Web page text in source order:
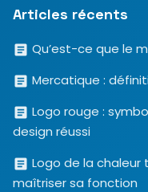
Articles récents
Qu’est-ce que le
Mercatique :
Logo rouge :
design réussi
Logo de la
maîtriser sa fonction